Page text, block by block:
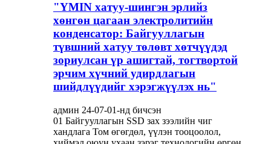
"YMIN хатуу-шингэн эрлийз
хөнгөн цагаан электролитийн
конденсатор: Байгууллагын
түвшний хатуу төлөвт хөтчүүдэд
зориулсан үр ашигтай, тогтвортой
эрчим хүчний удирдлагын
шийдлүүдийг хэрэгжүүлэх нь"
админ 24-07-01-нд бичсэн
01 Байгууллагын SSD зах зээлийн чиг
хандлага Том өгөгдөл, үүлэн тооцоолол,